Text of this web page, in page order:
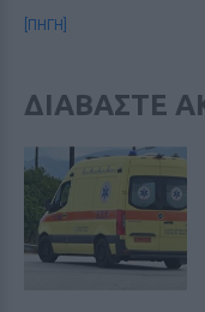
[ΠΗΓΗ]
ΔΙΑΒΑΣΤΕ